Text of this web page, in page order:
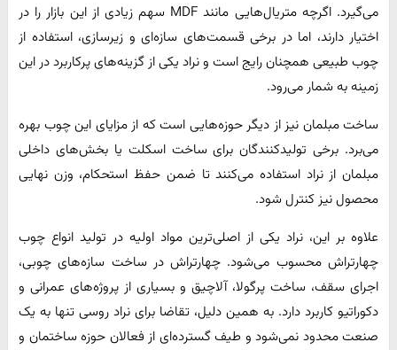
می‌گیرد. اگرچه متریال‌هایی مانند MDF سهم زیادی از این بازار را در
اختیار دارند، اما در برخی قسمت‌های سازه‌ای و زیرسازی، استفاده از
چوب طبیعی همچنان رایج است و نراد یکی از گزینه‌های پرکاربرد در این
زمینه به شمار می‌رود.
ساخت مبلمان نیز از دیگر حوزه‌هایی است که از مزایای این چوب بهره
می‌برد. برخی تولیدکنندگان برای ساخت اسکلت یا بخش‌های داخلی
مبلمان از نراد استفاده می‌کنند تا ضمن حفظ استحکام، وزن نهایی
محصول نیز کنترل شود.
علاوه بر این، نراد یکی از اصلی‌ترین مواد اولیه در تولید انواع چوب
چهارتراش محسوب می‌شود. چهارتراش‌ در ساخت سازه‌های چوبی،
اجرای سقف، ساخت پرگولا، آلاچیق و بسیاری از پروژه‌های عمرانی و
دکوراتیو کاربرد دارد. به همین دلیل، تقاضا برای نراد روسی تنها به یک
صنعت محدود نمی‌شود و طیف گسترده‌ای از فعالان حوزه ساختمان و